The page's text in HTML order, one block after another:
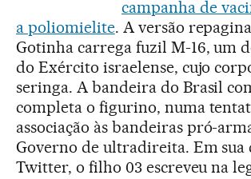
campanha de
a poliomielite. A versão
Gotinha carrega fuzil M-16, um
do Exército israelense, cujo
seringa. A bandeira do Brasil
completa o figurino, numa
associação às bandeiras pró-
Governo de ultradireita. Em sua
Twitter, o filho 03 escreveu na